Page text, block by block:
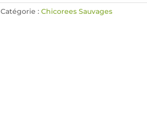
Catégorie : Chicorees Sauvages